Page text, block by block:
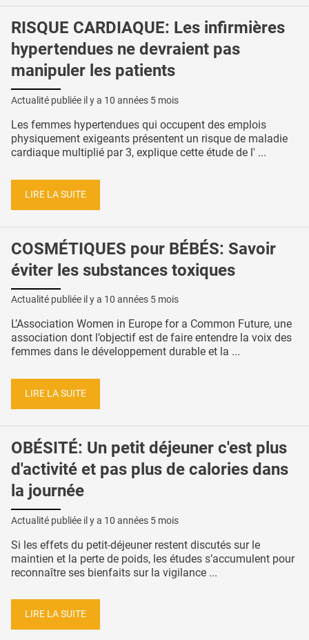
RISQUE CARDIAQUE: Les infirmières
hypertendues ne devraient pas
manipuler les patients
Actualité publiée il y a 10 années 5 mois
Les femmes hypertendues qui occupent des emplois
physiquement exigeants présentent un risque de maladie
cardiaque multiplié par 3, explique cette étude de l' ...
LIRE LA SUITE
COSMÉTIQUES pour BÉBÉS: Savoir
éviter les substances toxiques
Actualité publiée il y a 10 années 5 mois
L’Association Women in Europe for a Common Future, une
association dont l’objectif est de faire entendre la voix des
femmes dans le développement durable et la ...
LIRE LA SUITE
OBÉSITÉ: Un petit déjeuner c'est plus
d'activité et pas plus de calories dans
la journée
Actualité publiée il y a 10 années 5 mois
Si les effets du petit-déjeuner restent discutés sur le
maintien et la perte de poids, les études s’accumulent pour
reconnaître ses bienfaits sur la vigilance ...
LIRE LA SUITE